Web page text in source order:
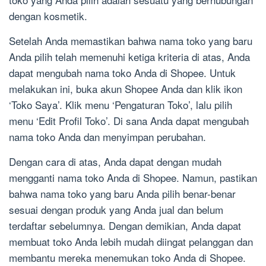
dengan kosmetik.
Setelah Anda memastikan bahwa nama toko yang baru
Anda pilih telah memenuhi ketiga kriteria di atas, Anda
dapat mengubah nama toko Anda di Shopee. Untuk
melakukan ini, buka akun Shopee Anda dan klik ikon
‘Toko Saya’. Klik menu ‘Pengaturan Toko’, lalu pilih
menu ‘Edit Profil Toko’. Di sana Anda dapat mengubah
nama toko Anda dan menyimpan perubahan.
Dengan cara di atas, Anda dapat dengan mudah
mengganti nama toko Anda di Shopee. Namun, pastikan
bahwa nama toko yang baru Anda pilih benar-benar
sesuai dengan produk yang Anda jual dan belum
terdaftar sebelumnya. Dengan demikian, Anda dapat
membuat toko Anda lebih mudah diingat pelanggan dan
membantu mereka menemukan toko Anda di Shopee.